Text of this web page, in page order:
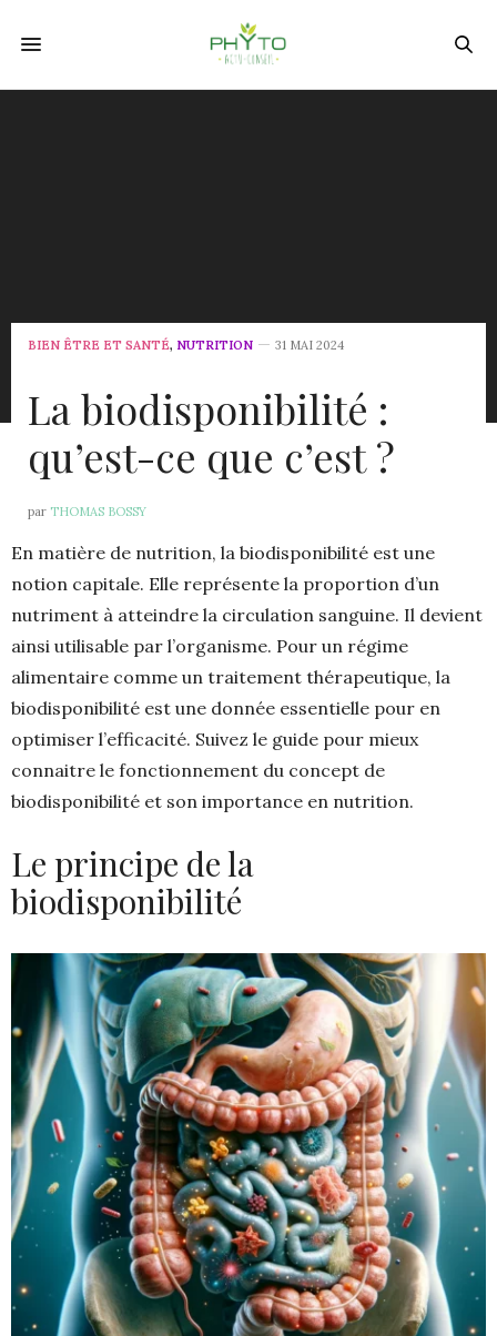
BIEN ÊTRE ET SANTÉ, NUTRITION 31 MAI 2024
La biodisponibilité :
qu’est-ce que c’est ?
par THOMAS BOSSY
En matière de nutrition, la biodisponibilité est une
notion capitale. Elle représente la proportion d’un
nutriment à atteindre la circulation sanguine. Il devient
ainsi utilisable par l’organisme. Pour un régime
alimentaire comme un traitement thérapeutique, la
biodisponibilité est une donnée essentielle pour en
optimiser l’efficacité. Suivez le guide pour mieux
connaitre le fonctionnement du concept de
biodisponibilité et son importance en nutrition.
Le principe de la
biodisponibilité